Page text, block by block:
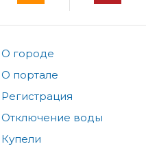
О городе
О портале
Регистрация
Отключение воды
Купели